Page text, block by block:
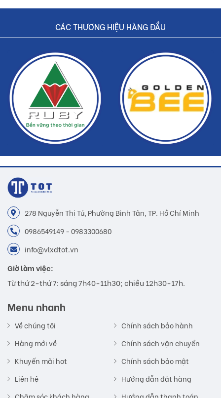
CÁC THƯƠNG HIỆU HÀNG ĐẦU
278 Nguyễn Thị Tú, Phường Bình Tân, TP. Hồ Chí Minh
0986549149 - 0983300680
info@vlxdtot.vn
Giờ làm việc:
Từ thứ 2-thứ 7: sáng 7h40-11h30; chiều 12h30-17h.
Menu nhanh
Về chúng tôi
Hàng mới về
Khuyến mãi hot
Liên hệ
Chính sách bảo hành
Chính sách vận chuyển
Chính sách bảo mật
Hướng dẫn đặt hàng